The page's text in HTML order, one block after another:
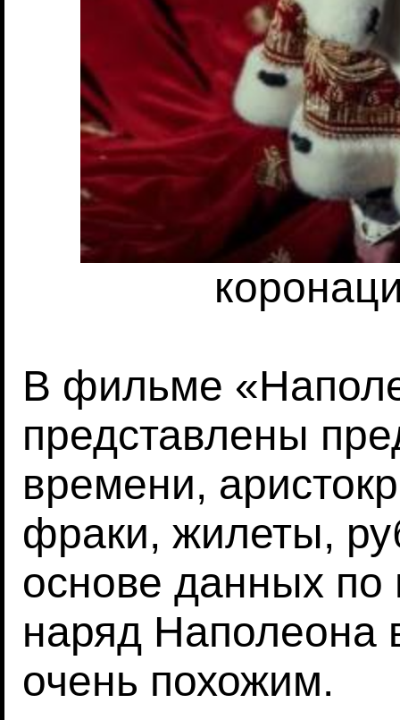
В фильме
представлены
времени,
фраки, жилеты,
основе данных
наряд Наполеона
очень похожим.